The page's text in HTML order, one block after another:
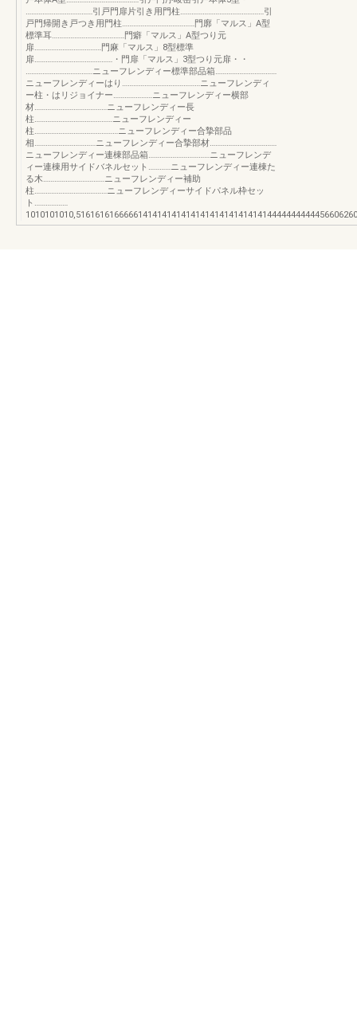
………………………………引戸門扉片引き用門柱………………………………………引
戸門帰開き戸つき用門柱…………………………………門廓「マルス」A型
標準耳…………………………………門癖「マルス」A型つり元
扉………………………………門麻「マルス」8型標準
扉……………………………………・門扉「マルス」3型つり元扉・・
………………………………ニューフレンディー標準部品箱……………………………
ニューフレンディーはり……………………………………ニューフレンディ
ー柱・はリジョイナー…………………ニューフレンディー横部
材…………………………………ニューフレンディー長
柱……………………………………ニューフレンディー
柱………………………………………ニューフレンディー合摯部品
相……………………………ニューフレンディー合摯部材………………………………
ニューフレンディー連棟部品箱……………………………ニューフレンデ
ィー連棟用サイドバネルセット…………ニューフレンディー連棟た
る木……………………………ニューフレンディー補助
柱…………………………………ニューフレンディーサイドパネル枠セッ
ト………………